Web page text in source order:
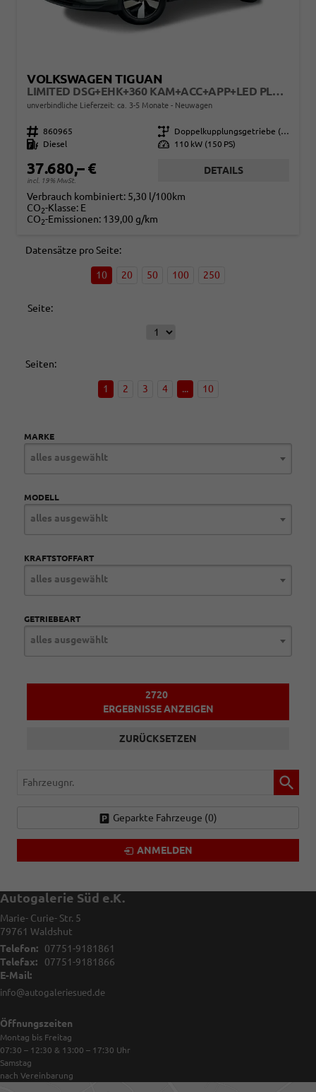
VOLKSWAGEN TIGUAN
LIMITED DSG+EHK+360 KAM+ACC+APP+LED PLUS+17" LM+KLIMA
unverbindliche Lieferzeit: ca. 3-5 Monate Neuwagen
Fahrzeugnr. 860965 Getriebe
Doppelkupplungsgetriebe (DSG)
Kraftstoff
Diesel Leistung 110 kW (150 PS)
37.680,– €
incl. 19% MwSt.
DETAILS
Verbrauch kombiniert: 5,30 l/100km
CO2-Klasse: E
CO2-Emissionen: 139,00 g/km
Datensätze pro Seite:
10 20 50 100 250
Seite:
Seiten:
1 2 3 4 ... 10
MARKE
alles ausgewählt
MODELL
alles ausgewählt
KRAFTSTOFFART
alles ausgewählt
GETRIEBEART
alles ausgewählt
2720
ERGEBNISSE ANZEIGEN
ZURÜCKSETZEN
Fahrzeugnr.
Geparkte Fahrzeuge (0)
ANMELDEN
Autogalerie Süd e.K.
Marie- Curie- Str. 5
79761 Waldshut
Telefon:
07751-9181861
Telefax:
07751-9181866
E-Mail:
info@autogaleriesued.de
Öffnungszeiten
Montag bis Freitag
07:30 – 12:30 & 13:00 – 17:30 Uhr
Samstag
nach Vereinbarung